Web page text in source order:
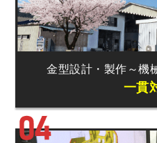
金型設計・製作 ～機
一貫